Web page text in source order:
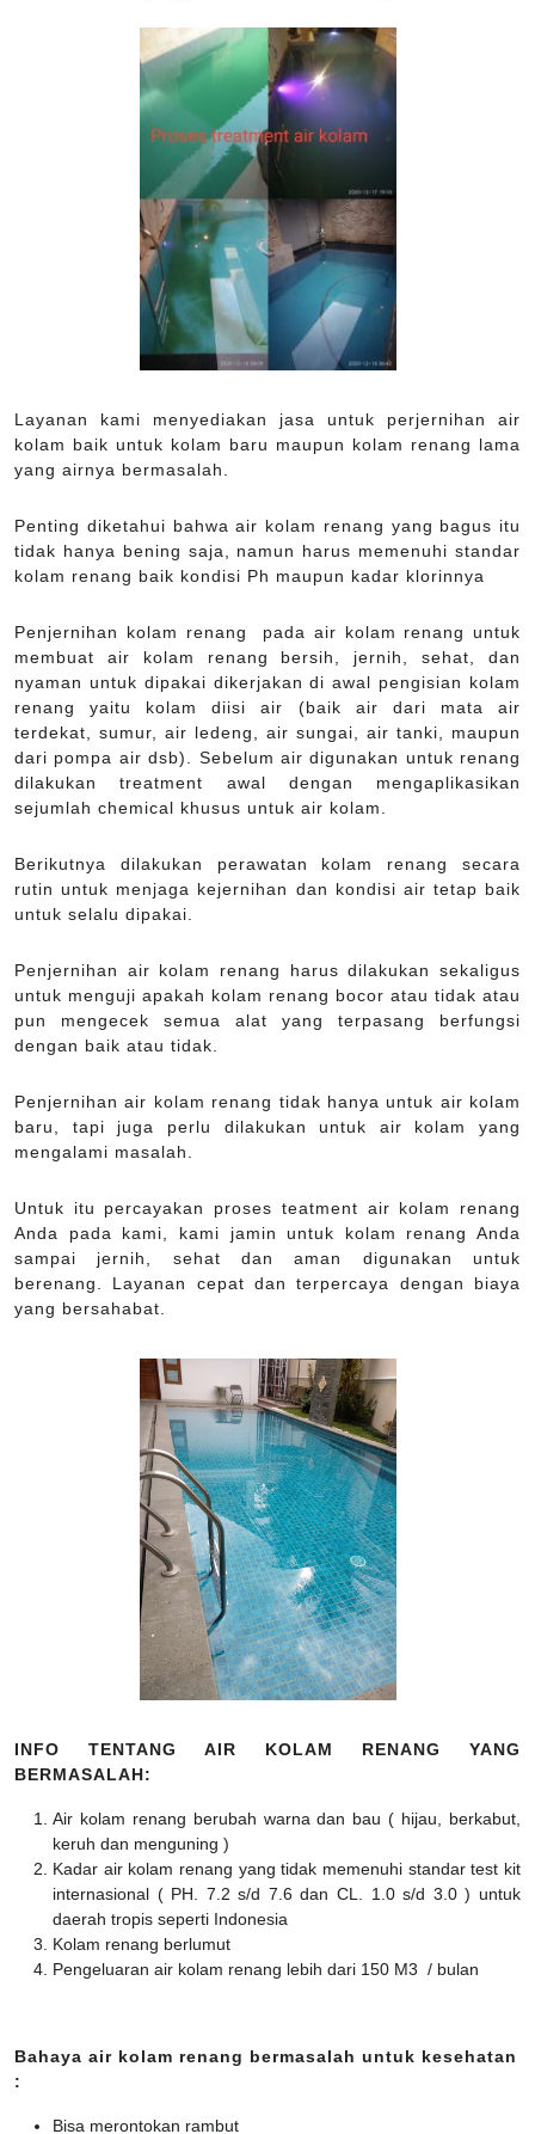
Layanan kami menyediakan jasa untuk perjernihan air
kolam baik untuk kolam baru maupun kolam renang lama
yang airnya bermasalah.
Penting diketahui bahwa air kolam renang yang bagus itu
tidak hanya bening saja, namun harus memenuhi standar
kolam renang baik kondisi Ph maupun kadar klorinnya
Penjernihan kolam renang pada air kolam renang untuk
membuat air kolam renang bersih, jernih, sehat, dan
nyaman untuk dipakai dikerjakan di awal pengisian kolam
renang yaitu kolam diisi air (baik air dari mata air
terdekat, sumur, air ledeng, air sungai, air tanki, maupun
dari pompa air dsb). Sebelum air digunakan untuk renang
dilakukan treatment awal dengan mengaplikasikan
sejumlah chemical khusus untuk air kolam.
Berikutnya dilakukan perawatan kolam renang secara
rutin untuk menjaga kejernihan dan kondisi air tetap baik
untuk selalu dipakai.
Penjernihan air kolam renang harus dilakukan sekaligus
untuk menguji apakah kolam renang bocor atau tidak atau
pun mengecek semua alat yang terpasang berfungsi
dengan baik atau tidak.
Penjernihan air kolam renang tidak hanya untuk air kolam
baru, tapi juga perlu dilakukan untuk air kolam yang
mengalami masalah.
Untuk itu percayakan proses teatment air kolam renang
Anda pada kami, kami jamin untuk kolam renang Anda
sampai jernih, sehat dan aman digunakan untuk
berenang. Layanan cepat dan terpercaya dengan biaya
yang bersahabat.
INFO TENTANG AIR KOLAM RENANG YANG
BERMASALAH:
Air kolam renang berubah warna dan bau ( hijau, berkabut,
keruh dan menguning )
Kadar air kolam renang yang tidak memenuhi standar test kit
internasional ( PH. 7.2 s/d 7.6 dan CL. 1.0 s/d 3.0 ) untuk
daerah tropis seperti Indonesia
Kolam renang berlumut
Pengeluaran air kolam renang lebih dari 150 M3 / bulan
Bahaya air kolam renang bermasalah untuk kesehatan
:
Bisa merontokan rambut